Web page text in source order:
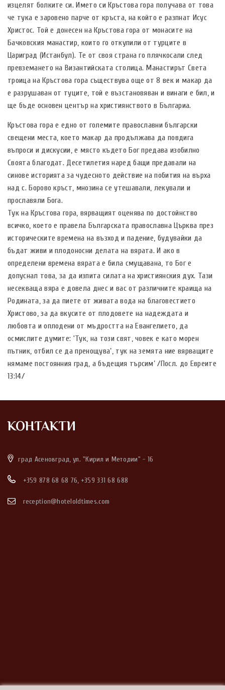
изцелят болките си. Името си Кръстова гора получава от това
че тука е заровено парче от кръста, на който е разпнат Исус
Христос. Той е донесен на Кръстова гора от монасите на
Бачковския манастир, които го откупили от турците в
Цариград (Истанбул). Те от своя страна го плячкосали след
превземането на Византийската столица. Манастирът Света
троица на Кръстова гора съществува още от 8 век и макар да
е разрушаван от туците, той е възстановяван и винаги е бил, и
ще бъде основен център на християнството в Българиа.
Кръстова гора е едно от големите православни български
свещени места, което макар да продължава да повдига
въпроси и дискусии, е място където Бог предава изобилно
Своята благодат. Десетилетия наред бащи предавали на
синове историята за чудесното действие на побития на върха
над с. Борово кръст, мнозина се утешавали, лекували и
прославяли Бога.
Тук на Кръстова гора, вярващият оценява по достойнство
всичко, което е правела Българската православна Църква през
историческите времена на възход и падение, будувайки да
бъдат живи и плодоносни делата на вярата. И ако в
определени времена вярата е била смущавана, то Бог е
допуснал това, за да изпита силата на християнския дух. Тази
несекваща вяра е довела днес и вас от различните краища на
Родината, за да пиете от живата вода на благовестието
Христово, за да вкусите от плодовете на надеждата и
любовта и оплодени от мъдростта на Евангелието, да
осмислите думите: ‘Тук, на този свят, човек е като морен
пътник, отбил се да пренощува’, тук на земята ние вярващите
нямаме постоянния град, а бъдещия търсим’ /Посл. до Евреите
13:14/
КОНТАКТИ
град Асеновград, ул. "Кирил и Методии" - 16
+359 878 68 68 76, +359 331 68 688
reception@hoteloldtimes.com